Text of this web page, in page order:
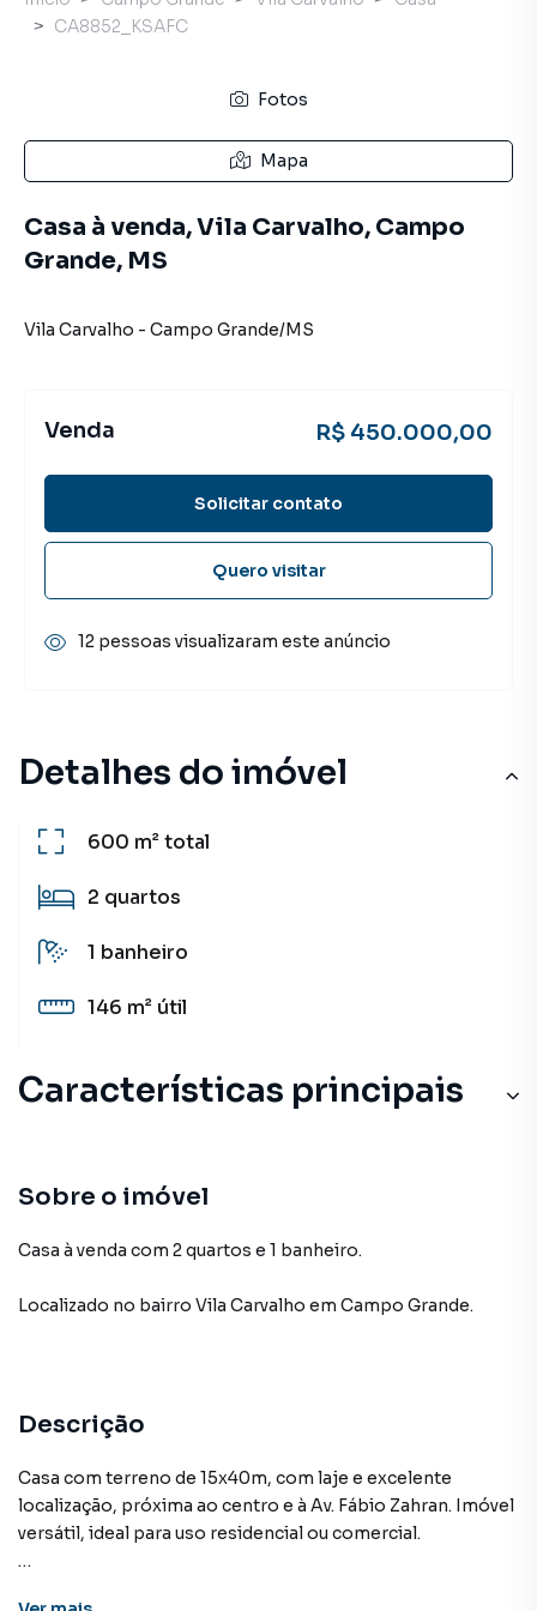
Detalhes do imóvel
600 m²total
2 quartos
1 banheiro
146 m² útil
Características principais
Sobre o imóvel
Casa à venda com 2 quartos e 1 banheiro.
Localizado no bairro Vila Carvalho em Campo Grande.
Descrição
Casa com terreno de 15x40m, com laje e excelente
localização, próxima ao centro e à Av. Fábio Zahran. Imóvel
versátil, ideal para uso residencial ou comercial.
CA8852_KSAFC
Fotos
Mapa
Casa à venda, Vila Carvalho, Campo
Grande, MS
Vila Carvalho - Campo Grande/MS
Venda R$ 450.000,00
Solicitar contato
Quero visitar
12 pessoas visualizaram este anúncio